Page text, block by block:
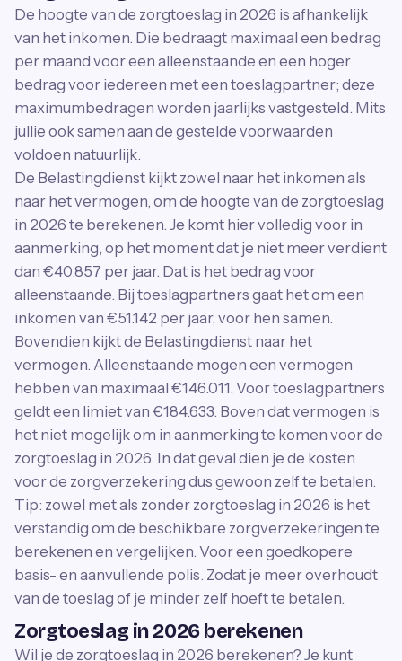
De hoogte van de zorgtoeslag in 2026 is afhankelijk
van het inkomen. Die bedraagt maximaal een bedrag
per maand voor een alleenstaande en een hoger
bedrag voor iedereen met een toeslagpartner; deze
maximumbedragen worden jaarlijks vastgesteld. Mits
jullie ook samen aan de gestelde voorwaarden
voldoen natuurlijk.
De Belastingdienst kijkt zowel naar het inkomen als
naar het vermogen, om de hoogte van de zorgtoeslag
in 2026 te berekenen. Je komt hier volledig voor in
aanmerking, op het moment dat je niet meer verdient
dan €40.857 per jaar. Dat is het bedrag voor
alleenstaande. Bij toeslagpartners gaat het om een
inkomen van €51.142 per jaar, voor hen samen.
Bovendien kijkt de Belastingdienst naar het
vermogen. Alleenstaande mogen een vermogen
hebben van maximaal €146.011. Voor toeslagpartners
geldt een limiet van €184.633. Boven dat vermogen is
het niet mogelijk om in aanmerking te komen voor de
zorgtoeslag in 2026. In dat geval dien je de kosten
voor de zorgverzekering dus gewoon zelf te betalen.
Tip: zowel met als zonder zorgtoeslag in 2026 is het
verstandig om de beschikbare zorgverzekeringen te
berekenen en vergelijken. Voor een goedkopere
basis- en aanvullende polis. Zodat je meer overhoudt
van de toeslag of je minder zelf hoeft te betalen.
Zorgtoeslag in 2026 berekenen
Wil je de zorgtoeslag in 2026 berekenen? Je kunt